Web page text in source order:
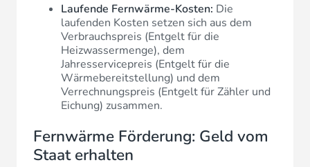
Laufende Fernwärme-Kosten: Die
laufenden Kosten setzen sich aus dem
Verbrauchspreis (Entgelt für die
Heizwassermenge), dem
Jahresservicepreis (Entgelt für die
Wärmebereitstellung) und dem
Verrechnungspreis (Entgelt für Zähler und
Eichung) zusammen.
Fernwärme Förderung: Geld vom
Staat erhalten